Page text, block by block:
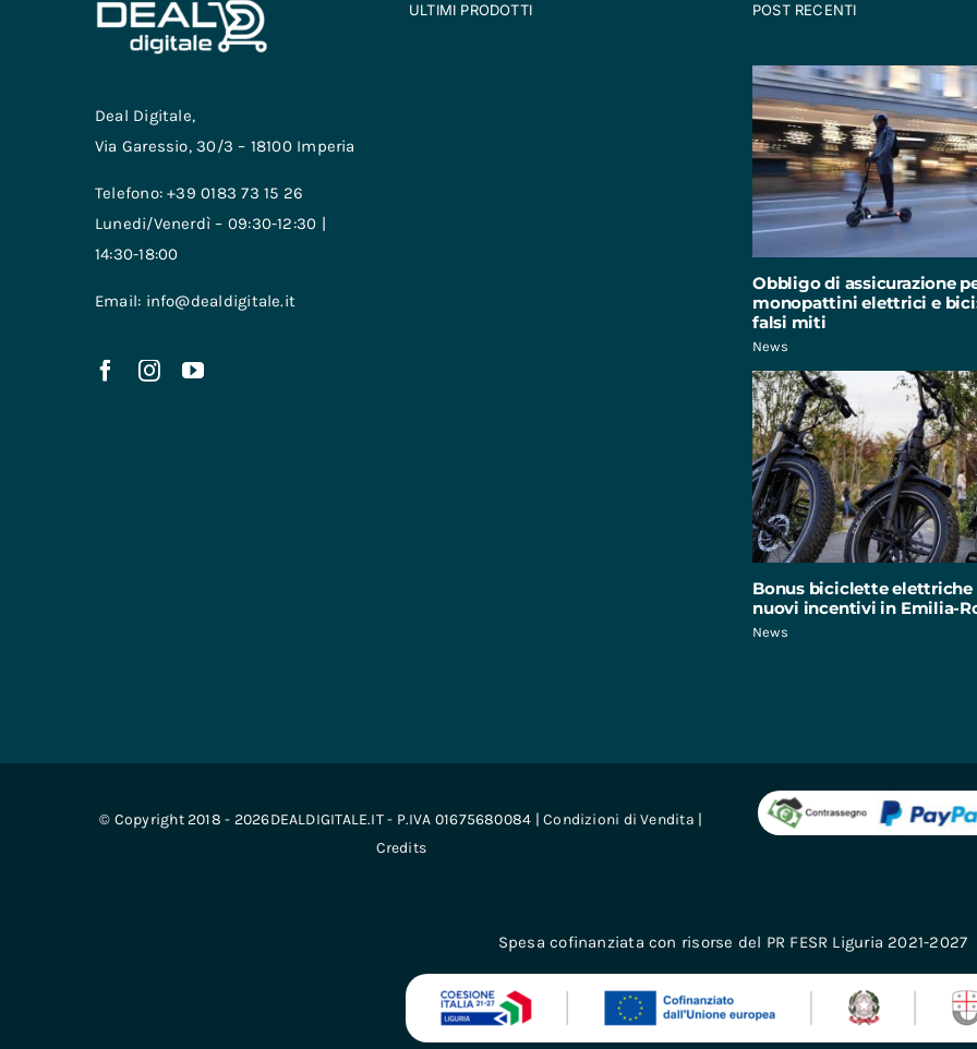
Deal Digitale,
Via Garessio, 30/3 – 18100 Imperia
Telefono: +39 0183 73 15 26
Lunedi/Venerdì – 09:30-12:30 |
14:30-18:00
Email: info@dealdigitale.it
ULTIMI PRODOTTI POST RECENTI
Obbligo di assicurazione
monopattini elettrici e
falsi miti
News
Bonus biciclette elettriche
nuovi incentivi in Emilia-
News
© Copyright 2018 - 2026DEALDIGITALE.IT - P.IVA 01675680084 |Condizioni di Vendita |
Credits
Spesa cofinanziata con risorse del PR FESR Liguria 2021-2027